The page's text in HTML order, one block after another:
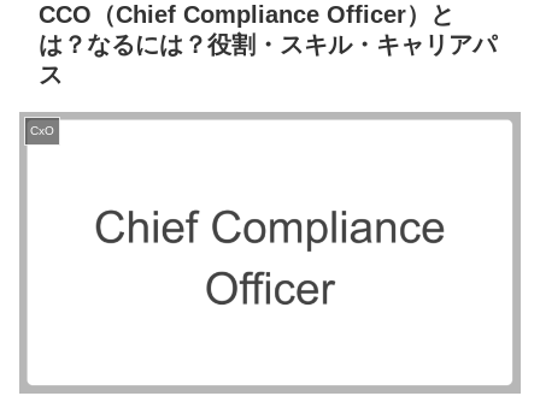
CCO（Chief Compliance Officer）と
は？なるには？役割・スキル・キャリアパ
ス
CxO